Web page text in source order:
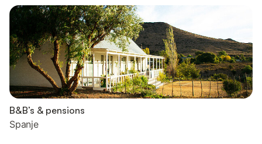
B&B’s & pensions
Spanje